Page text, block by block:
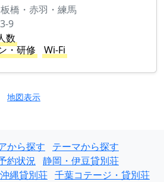
橋・赤羽・練馬
9
数
・研修
Wi-Fi
地図表示
から探す
テーマから探す
約状況 静岡・伊豆貸別荘
沖縄貸別荘 千葉コテージ・貸別荘